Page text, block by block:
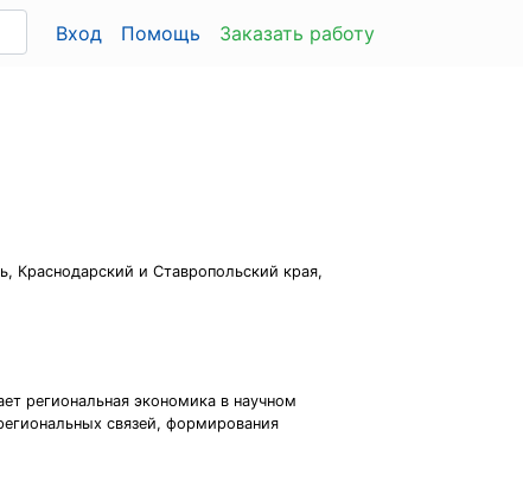
Вход Помощь Заказать работу
Краснодарский и Ставропольский края,
региональная экономика в научном
связей, формирования